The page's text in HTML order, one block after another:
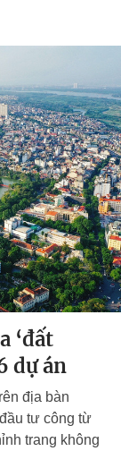
‘đất
dự án
địa bàn
tư công từ
trang không